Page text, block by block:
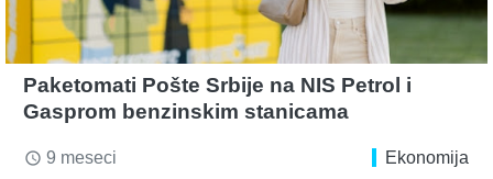
Paketomati Pošte Srbije na NIS Petrol i
Gasprom benzinskim stanicama
access_time 9 meseci Ekonomija